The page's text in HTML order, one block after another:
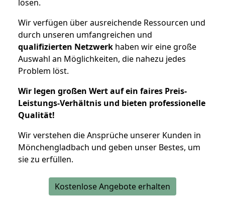
lösen.
Wir verfügen über ausreichende Ressourcen und
durch unseren umfangreichen und
qualifizierten Netzwerk haben wir eine große
Auswahl an Möglichkeiten, die nahezu jedes
Problem löst.
Wir legen großen Wert auf ein faires Preis-
Leistungs-Verhältnis und bieten professionelle
Qualität!
Wir verstehen die Ansprüche unserer Kunden in
Mönchengladbach und geben unser Bestes, um
sie zu erfüllen.
Kostenlose Angebote erhalten